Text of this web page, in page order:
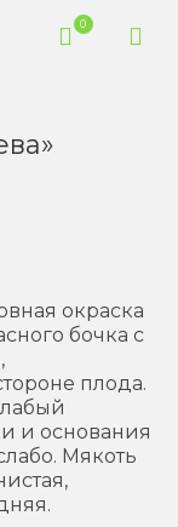
0
окраска
бочка с
плода.
и основания
Мякоть